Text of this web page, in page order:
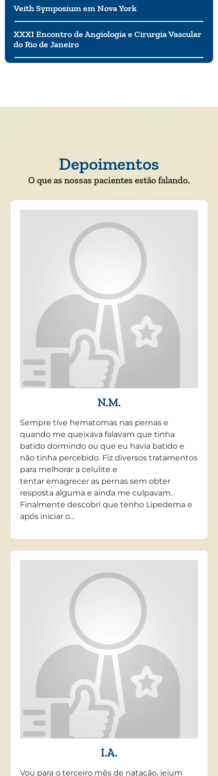
Veith Symposium em Nova York
XXXI Encontro de Angiologia e Cirurgia Vascular
do Rio de Janeiro
Depoimentos
O que as nossas pacientes estão falando.
N.M.
Sempre tive hematomas nas pernas e
quando me queixava falavam que tinha
batido dormindo ou que eu havia batido e
não tinha percebido. Fiz diversos tratamentos
para melhorar a celulite e
tentar emagrecer as pernas sem obter
resposta alguma e ainda me culpavam.
Finalmente descobri que tenho Lipedema e
após iniciar o…
I.A.
Vou para o terceiro mês de natação, jejum